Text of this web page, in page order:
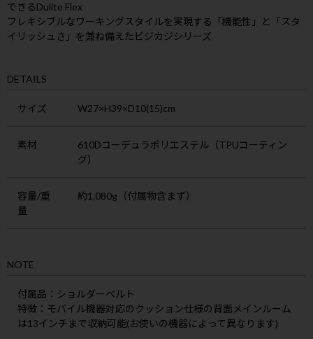
できるDulite Flex
フレキシブルなワーキングスタイルを実現する「機能性」と「スタ
イリッシュさ」を兼ね備えたビジカジシリーズ
DETAILS
サイズ W27×H39×D10(15)cm
素材
610Dコーデュラポリエステル（TPUコーティン
グ）
容量/重
量
約1,080g（付属物含まず）
NOTE
付属品 ：ショルダーベルト
特徴 ：モバイル機器対応のクッション仕様の背面メインルーム
は13インチまで収納可能(お使いの機器によって異なります)